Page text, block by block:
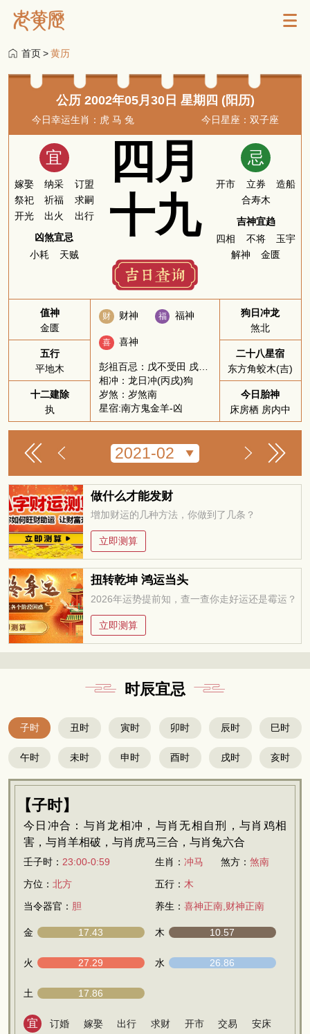
首页>黄历
公历 2002年05月30日 星期四 (阳历)
今日幸运生肖：虎 马 兔 今日星座：双子座
宜
嫁娶 纳采
订盟
祭祀
祈福
求嗣
开光
出火
出行
凶煞宜忌
小耗
天贼
四月
十九
忌
开市 立券
造船
合寿木
吉神宜趋
四相
不将
玉宇
解神
金匮
值神
金匮
五行
平地木
十二建除
执
财 财神 福 福神
喜 喜神
彭祖百忌：戊不受田 戌不吃犬
相冲：龙日冲(丙戌)狗
岁煞：岁煞南
星宿:南方鬼金羊-凶
狗日冲龙
煞北
二十八星宿
东方角蛟木(吉)
今日胎神
床房栖 房内中
做什么才能发财
增加财运的几种方法，你做到了几条？
立即测算
扭转乾坤 鸿运当头
2026年运势提前知，查一查你走好运还是霉运？
立即测算
时辰宜忌
子时 丑时 寅时 卯时 辰时 巳时
午时 未时 申时 酉时 戌时 亥时
【子时】
今日冲合：与肖龙相冲，与肖无相自刑，与肖鸡相
害，与肖羊相破，与肖虎马三合，与肖兔六合
壬子时： 23:00-0:59 生肖： 冲马 煞方： 煞南
方位： 北方 五行： 木
当令器官： 胆 养生： 喜神正南,财神正南
金 17.43 木 10.57
火 27.29 水 26.86
土 17.86
宜 订婚 嫁娶 出行 求财 开市 交易
安床